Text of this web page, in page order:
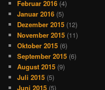
Februar 2016 (4)
Januar 2016 (5)
Dezember 2015 (12)
November 2015 (11)
Oktober 2015 (6)
September 2015 (6)
August 2015 (9)
Juli 2015 (5)
Juni 2015 (5)